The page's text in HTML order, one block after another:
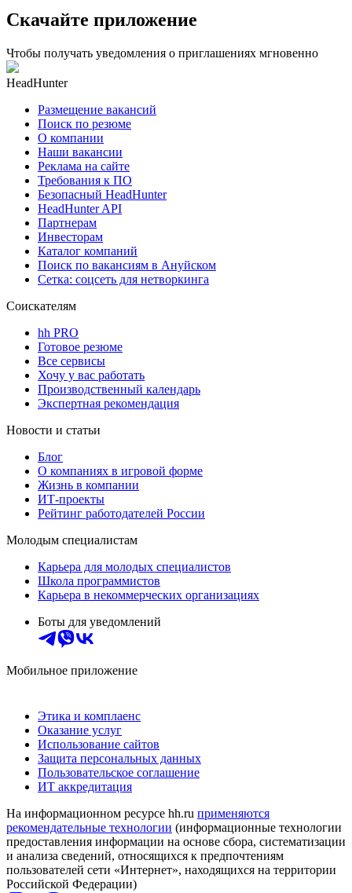
Скачайте приложение
Чтобы получать уведомления о приглашениях мгновенно
HeadHunter
Размещение вакансий
Поиск по резюме
О компании
Наши вакансии
Реклама на сайте
Требования к ПО
Безопасный HeadHunter
HeadHunter API
Партнерам
Инвесторам
Каталог компаний
Поиск по вакансиям в Ануйском
Сетка: соцсеть для нетворкинга
Соискателям
hh PRO
Готовое резюме
Все сервисы
Хочу у вас работать
Производственный календарь
Экспертная рекомендация
Новости и статьи
Блог
О компаниях в игровой форме
Жизнь в компании
ИТ-проекты
Рейтинг работодателей России
Молодым специалистам
Карьера для молодых специалистов
Школа программистов
Карьера в некоммерческих организациях
Боты для уведомлений
Мобильное приложение
Этика и комплаенс
Оказание услуг
Использование сайтов
Защита персональных данных
Пользовательское соглашение
ИТ аккредитация
На информационном ресурсе hh.ru применяются
рекомендательные технологии (информационные технологии
предоставления информации на основе сбора, систематизации
и анализа сведений, относящихся к предпочтениям
пользователей сети «Интернет», находящихся на территории
Российской Федерации)